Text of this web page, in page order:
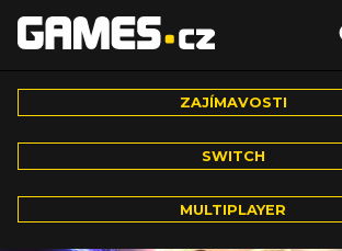
ZAJÍMAVOSTI
SWITCH
MULTIPLAYER